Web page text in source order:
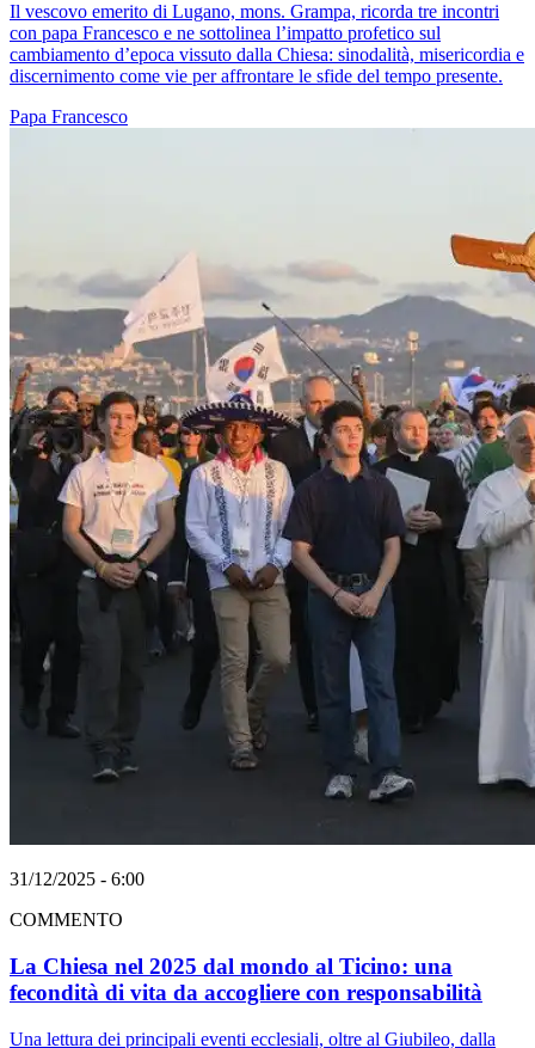
Il vescovo emerito di Lugano, mons. Grampa, ricorda tre incontri
con papa Francesco e ne sottolinea l’impatto profetico sul
cambiamento d’epoca vissuto dalla Chiesa: sinodalità, misericordia e
discernimento come vie per affrontare le sfide del tempo presente.
Papa Francesco
31/12/2025 - 6:00
COMMENTO
La Chiesa nel 2025 dal mondo al Ticino: una
fecondità di vita da accogliere con responsabilità
Una lettura dei principali eventi ecclesiali, oltre al Giubileo, dalla